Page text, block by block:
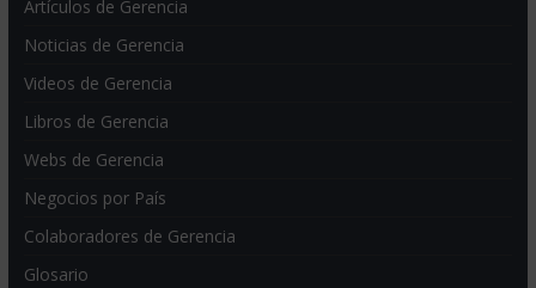
Artículos de Gerencia
Noticias de Gerencia
Videos de Gerencia
Libros de Gerencia
Webs de Gerencia
Negocios por País
Colaboradores de Gerencia
Glosario